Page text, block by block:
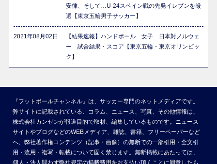
安律、そして…U-24スペイン戦の先発イレブンを厳
選【東京五輪男子サッカー】
2021年08月02日
【結果速報】ハンドボール 女子 日本対ノルウェ
ー 試合結果・スコア【東京五輪・東京オリンピッ
ク】
『フットボールチャンネル』は、サッカー専門のネットメディアです。
弊サイトに記載されている、コラム、ニュース、写真、その他情報は、
株式会社カンゼンが報道目的で取材、編集しているものです。ニュース
サイトやブログなどのWEBメディア、雑誌、書籍、フリーペーパーなど
へ、弊社著作権コンテンツ（記事・画像）の無断での一部引用・全文引
用・流用・複写・転載について固く禁じます。無断掲載にあたっては、